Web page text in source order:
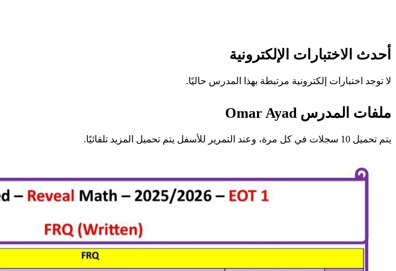
أحدث الاختبارات الإلكترونية
لا توجد اختبارات إلكترونية مرتبطة بهذا المدرس حاليًا.
ملفات المدرس Omar Ayad
يتم تحميل 10 سجلات في كل مرة، وعند التمرير للأسفل يتم تحميل المزيد تلقائيًا.